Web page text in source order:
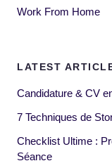
Work From Home
LATEST
Candidature & CV
7 Techniques de
Checklist Ultime :
Séance